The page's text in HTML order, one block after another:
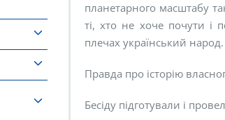
планетарного масштабу
ті, хто не хоче почути і
плечах український народ.
Правда про історію
Бесіду підготували і